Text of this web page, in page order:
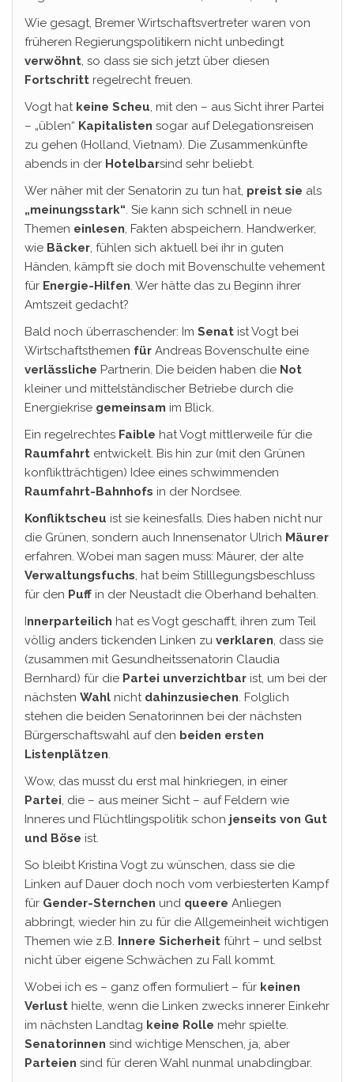
Wie gesagt, Bremer Wirtschaftsvertreter waren von
früheren Regierungspolitikern nicht unbedingt
verwöhnt, so dass sie sich jetzt über diesen
Fortschritt regelrecht freuen.
Vogt hat keine Scheu, mit den – aus Sicht ihrer Partei
– „üblen“ Kapitalisten sogar auf Delegationsreisen
zu gehen (Holland, Vietnam). Die Zusammenkünfte
abends in der Hotelbarsind sehr beliebt.
Wer näher mit der Senatorin zu tun hat, preist sie als
„meinungsstark“. Sie kann sich schnell in neue
Themen einlesen, Fakten abspeichern. Handwerker,
wie Bäcker, fühlen sich aktuell bei ihr in guten
Händen, kämpft sie doch mit Bovenschulte vehement
für Energie-Hilfen. Wer hätte das zu Beginn ihrer
Amtszeit gedacht?
Bald noch überraschender: Im Senat ist Vogt bei
Wirtschaftsthemen für Andreas Bovenschulte eine
verlässliche Partnerin. Die beiden haben die Not
kleiner und mittelständischer Betriebe durch die
Energiekrise gemeinsam im Blick.
Ein regelrechtes Faible hat Vogt mittlerweile für die
Raumfahrt entwickelt. Bis hin zur (mit den Grünen
konfliktträchtigen) Idee eines schwimmenden
Raumfahrt-Bahnhofs in der Nordsee.
Konfliktscheu ist sie keinesfalls. Dies haben nicht nur
die Grünen, sondern auch Innensenator Ulrich Mäurer
erfahren. Wobei man sagen muss: Mäurer, der alte
Verwaltungsfuchs, hat beim Stilllegungsbeschluss
für den Puff in der Neustadt die Oberhand behalten.
Innerparteilich hat es Vogt geschafft, ihren zum Teil
völlig anders tickenden Linken zu verklaren, dass sie
(zusammen mit Gesundheitssenatorin Claudia
Bernhard) für die Partei unverzichtbar ist, um bei der
nächsten Wahl nicht dahinzusiechen. Folglich
stehen die beiden Senatorinnen bei der nächsten
Bürgerschaftswahl auf den beiden ersten
Listenplätzen.
Wow, das musst du erst mal hinkriegen, in einer
Partei, die – aus meiner Sicht – auf Feldern wie
Inneres und Flüchtlingspolitik schon jenseits von Gut
und Böse ist.
So bleibt Kristina Vogt zu wünschen, dass sie die
Linken auf Dauer doch noch vom verbiesterten Kampf
für Gender-Sternchen und queere Anliegen
abbringt, wieder hin zu für die Allgemeinheit wichtigen
Themen wie z.B. Innere Sicherheit führt – und selbst
nicht über eigene Schwächen zu Fall kommt.
Wobei ich es – ganz offen formuliert – für keinen
Verlust hielte, wenn die Linken zwecks innerer Einkehr
im nächsten Landtag keine Rolle mehr spielte.
Senatorinnen sind wichtige Menschen, ja, aber
Parteien sind für deren Wahl nunmal unabdingbar.